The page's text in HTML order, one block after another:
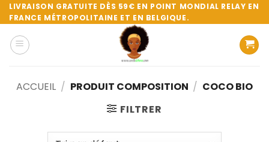
Passer
au
contenu
LIVRAISON GRATUITE DÈS 59€ EN POINT MONDIAL RELAY EN
FRANCE MÉTROPOLITAINE ET EN BELGIQUE.
ACCUEIL / PRODUIT COMPOSITION / COCO BIO
FILTRER